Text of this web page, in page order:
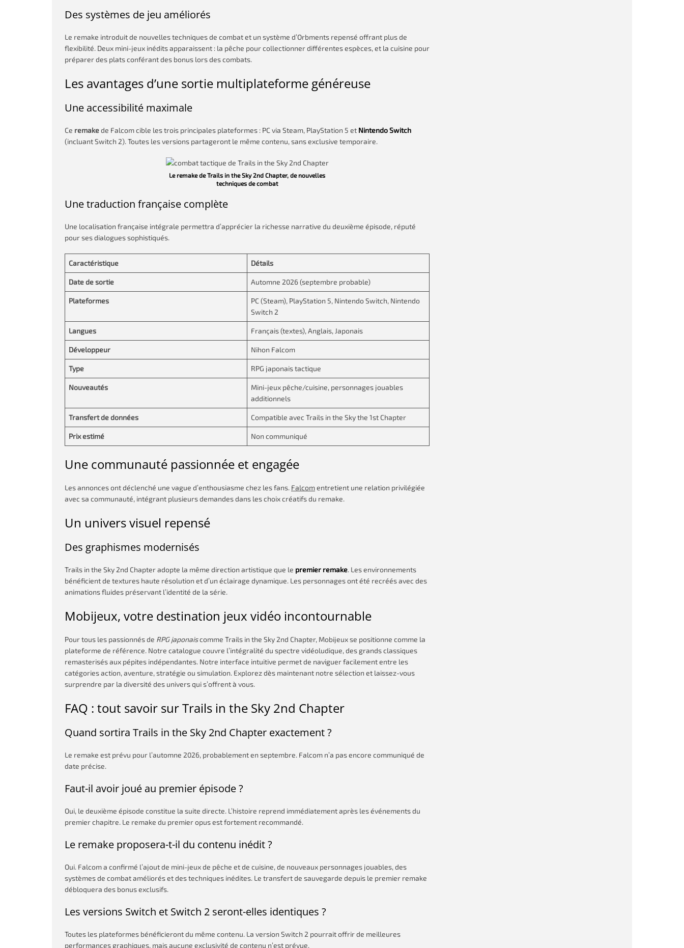
Des systèmes de jeu améliorés
Le remake introduit de nouvelles techniques de combat et un système d’Orbments repensé offrant plus de
flexibilité. Deux mini-jeux inédits apparaissent : la pêche pour collectionner différentes espèces, et la cuisine pour
préparer des plats conférant des bonus lors des combats.
Les avantages d’une sortie multiplateforme généreuse
Une accessibilité maximale
Ce remakede Falcom cible les trois principales plateformes : PC via Steam, PlayStation 5 et Nintendo Switch
(incluant Switch 2). Toutes les versions partageront le même contenu, sans exclusive temporaire.
Le remake de Trails in the Sky 2nd Chapter, de nouvelles
techniques de combat
Une traduction française complète
Une localisation française intégrale permettra d’apprécier la richesse narrative du deuxième épisode, réputé
pour ses dialogues sophistiqués.
Caractéristique Détails
Date de sortie Automne 2026 (septembre probable)
Plateformes
PC (Steam), PlayStation 5, Nintendo Switch, Nintendo
Switch 2
Langues Français (textes), Anglais, Japonais
Développeur Nihon Falcom
Type RPG japonais tactique
Nouveautés
Mini-jeux pêche/cuisine, personnages jouables
additionnels
Transfert de données Compatible avec Trails in the Sky the 1st Chapter
Prix estimé Non communiqué
Une communauté passionnée et engagée
Les annonces ont déclenché une vague d’enthousiasme chez les fans. Falcomentretient une relation privilégiée
avec sa communauté, intégrant plusieurs demandes dans les choix créatifs du remake.
Un univers visuel repensé
Des graphismes modernisés
Trails in the Sky 2nd Chapter adopte la même direction artistique que le premier remake. Les environnements
bénéficient de textures haute résolution et d’un éclairage dynamique. Les personnages ont été recréés avec des
animations fluides préservant l’identité de la série.
Mobijeux, votre destination jeux vidéo incontournable
Pour tous les passionnés de RPG japonaiscomme Trails in the Sky 2nd Chapter, Mobijeux se positionne comme la
plateforme de référence. Notre catalogue couvre l’intégralité du spectre vidéoludique, des grands classiques
remasterisés aux pépites indépendantes. Notre interface intuitive permet de naviguer facilement entre les
catégories action, aventure, stratégie ou simulation. Explorez dès maintenant notre sélection et laissez-vous
surprendre par la diversité des univers qui s’offrent à vous.
FAQ : tout savoir sur Trails in the Sky 2nd Chapter
Quand sortira Trails in the Sky 2nd Chapter exactement ?
Le remake est prévu pour l’automne 2026, probablement en septembre. Falcom n’a pas encore communiqué de
date précise.
Faut-il avoir joué au premier épisode ?
Oui, le deuxième épisode constitue la suite directe. L’histoire reprend immédiatement après les événements du
premier chapitre. Le remake du premier opus est fortement recommandé.
Le remake proposera-t-il du contenu inédit ?
Oui. Falcom a confirmé l’ajout de mini-jeux de pêche et de cuisine, de nouveaux personnages jouables, des
systèmes de combat améliorés et des techniques inédites. Le transfert de sauvegarde depuis le premier remake
débloquera des bonus exclusifs.
Les versions Switch et Switch 2 seront-elles identiques ?
Toutes les plateformes bénéficieront du même contenu. La version Switch 2 pourrait offrir de meilleures
performances graphiques, mais aucune exclusivité de contenu n’est prévue.